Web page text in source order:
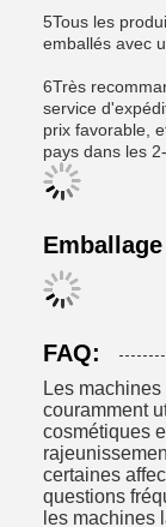
5Tous les
emballés avec
6Très
service
prix favorable,
pays dans les
FAQ:
Les
couramment
cosmétiques
certaines
questions
les machines